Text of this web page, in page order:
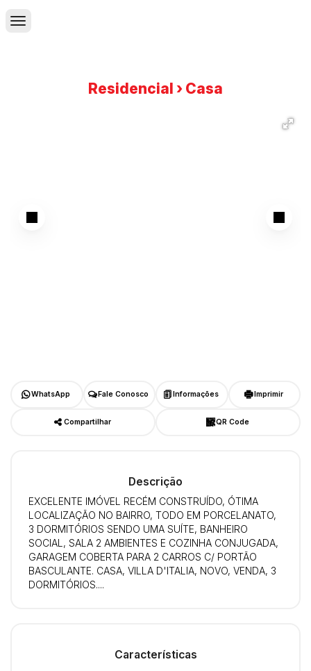
Residencial › Casa
WhatsApp Fale Conosco Informações Imprimir
Compartilhar QR Code
Descrição
EXCELENTE IMÓVEL RECÉM CONSTRUÍDO, ÓTIMA
LOCALIZAÇÃO NO BAIRRO, TODO EM PORCELANATO,
3 DORMITÓRIOS SENDO UMA SUÍTE, BANHEIRO
SOCIAL, SALA 2 AMBIENTES E COZINHA CONJUGADA,
GARAGEM COBERTA PARA 2 CARROS C/ PORTÃO
BASCULANTE. CASA, VILLA D'ITALIA, NOVO, VENDA, 3
DORMITÓRIOS....
Características